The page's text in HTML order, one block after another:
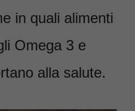
in quali alimenti
Omega 3 e
alla salute.